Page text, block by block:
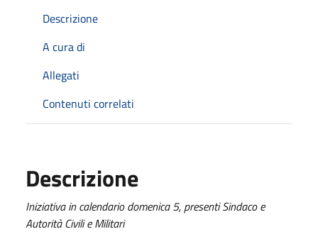
Descrizione
A cura di
Allegati
Contenuti correlati
Descrizione
Iniziativa in calendario domenica 5, presenti Sindaco e
Autorità Civili e Militari